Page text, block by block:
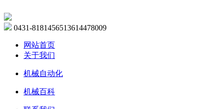
0431-8181456513614478009
网站首页
关于我们
机械自动化
机械百科